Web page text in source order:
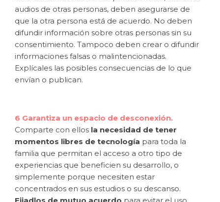
audios de otras personas, deben asegurarse de
que la otra persona está de acuerdo. No deben
difundir información sobre otras personas sin su
consentimiento. Tampoco deben crear o difundir
informaciones falsas o malintencionadas.
Explícales las posibles consecuencias de lo que
envían o publican.
6 Garantiza un espacio de desconexión.
Comparte con ellos la necesidad de tener
momentos libres de tecnología para toda la
familia que permitan el acceso a otro tipo de
experiencias que beneficien su desarrollo, o
simplemente porque necesiten estar
concentrados en sus estudios o su descanso.